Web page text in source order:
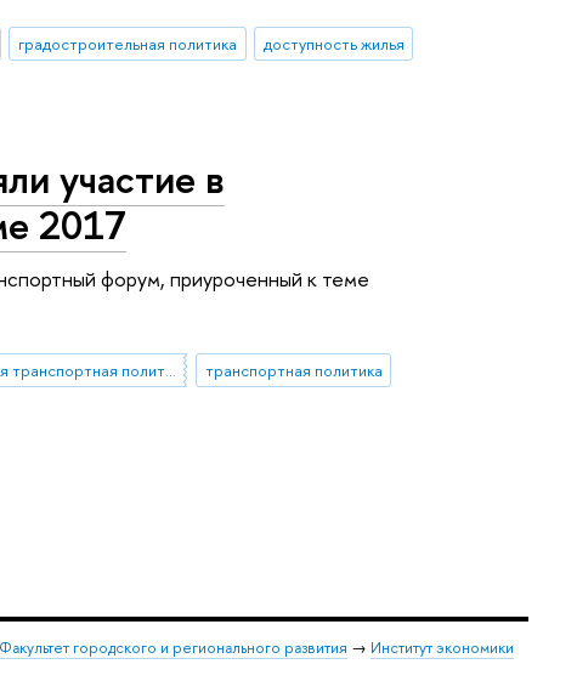
градостроительная политика
доступность жилья
участие в
2017
форум, приуроченный к теме
государственная транспортная политика
транспортная политика
Факультет городского и регионального развития → Институт экономики